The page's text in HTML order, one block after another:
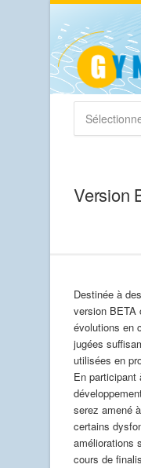
Version
Destinée à
version BETA
évolutions en
jugées
utilisées en
En participant
serez amené
certains
améliorations
cours de